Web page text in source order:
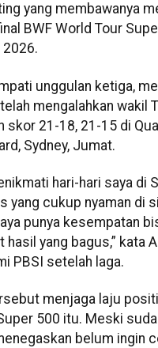
yang membawanya
BWF World Tour
2026.
unggulan ketiga,
mengalahkan wakil
skor 21-18, 21-15 di
Sydney, Jumat.
hari-hari saya di
yang cukup nyaman di
punya kesempatan
hasil yang bagus,” kata
PBSI setelah laga.
menjaga laju
500 itu. Meski
belum ingin